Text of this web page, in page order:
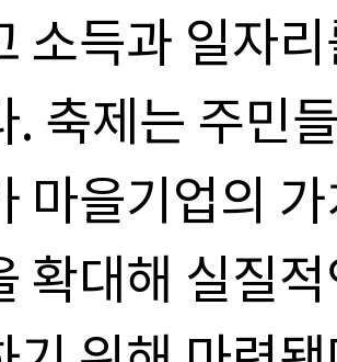
소득과 일자
. 축제는 주민
마을기업의
확대해 실질